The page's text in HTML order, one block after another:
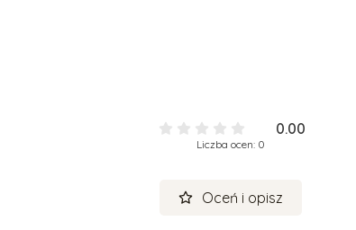
0.00
Liczba ocen: 0
Oceń i opisz